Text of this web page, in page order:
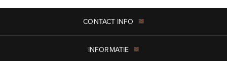
CONTACT INFO
INFORMATIE